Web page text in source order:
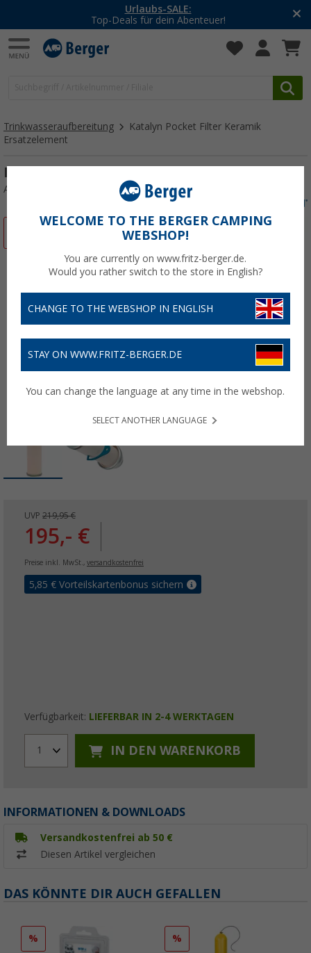
-20% auf Kleidung und Schuhe
Mit dem Aktionscode
Trinkwasseraufbereitung
Katalyn Pocket Filter Keramik
Ersatzelement
Katalyn Pocket Keramik Ersatzelement
Art.-Nr.: 354930
UVP 219,95 €
195,- €
Preise inkl. MwSt., versandkostenfrei
5,85 € Vorteilskartenbonus sichern
Verfügbarkeit: LIEFERBAR IN 2-4 WERKTAGEN
1 IN DEN WARENKORB
INFORMATIONEN & DOWNLOADS
Versandkostenfrei ab 50 €
Diesen Artikel vergleichen
DAS KÖNNTE DIR AUCH GEFALLEN
% %
WELCOME TO THE BERGER CAMPING
WEBSHOP!
You are currently on www.fritz-berger.de.
Would you rather switch to the store in English?
CHANGE TO THE WEBSHOP IN ENGLISH
STAY ON WWW.FRITZ-BERGER.DE
You can change the language at any time in the webshop.
SELECT ANOTHER LANGUAGE